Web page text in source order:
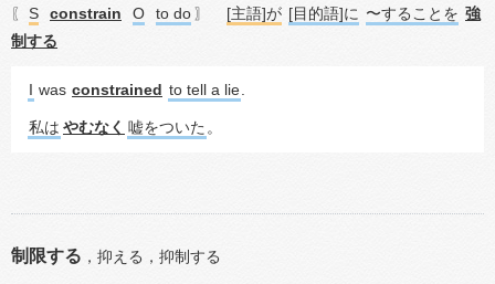
〖 S constrain O to do 〗 [主語]が [目的語]に 〜することを 強
制する
I was constrained to tell a lie
私は やむなく 嘘をついた 。
制限する ， 抑える， 抑制する